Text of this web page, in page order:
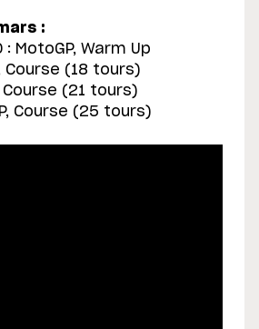
:
MotoGP, Warm Up
Course (18 tours)
Course (21 tours)
Course (25 tours)